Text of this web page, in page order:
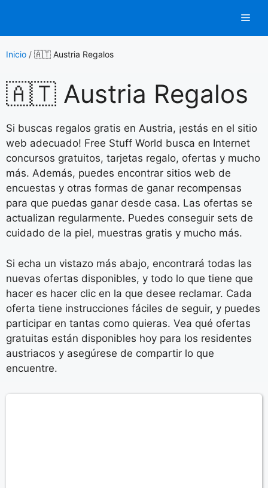
contenido
Inicio / 🇦🇹 Austria Regalos
🇦🇹 Austria Regalos
Si buscas regalos gratis en Austria, ¡estás en el sitio
web adecuado! Free Stuff World busca en Internet
concursos gratuitos, tarjetas regalo, ofertas y mucho
más. Además, puedes encontrar sitios web de
encuestas y otras formas de ganar recompensas
para que puedas ganar desde casa. Las ofertas se
actualizan regularmente. Puedes conseguir sets de
cuidado de la piel, muestras gratis y mucho más.
Si echa un vistazo más abajo, encontrará todas las
nuevas ofertas disponibles, y todo lo que tiene que
hacer es hacer clic en la que desee reclamar. Cada
oferta tiene instrucciones fáciles de seguir, y puedes
participar en tantas como quieras. Vea qué ofertas
gratuitas están disponibles hoy para los residentes
austriacos y asegúrese de compartir lo que
encuentre.